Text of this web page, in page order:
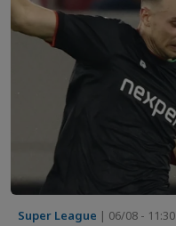
Super League | 06/08 - 11:30